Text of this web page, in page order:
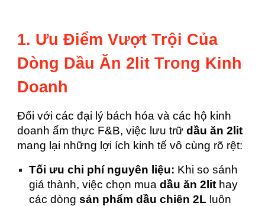
1. Ưu Điểm Vượt Trội Của
Dòng Dầu Ăn 2lit Trong Kinh
Doanh
Đối với các đại lý bách hóa và các hộ kinh
doanh ẩm thực F&B, việc lưu trữdầu ăn 2lit
mang lại những lợi ích kinh tế vô cùng rõ rệt:
Tối ưu chi phí nguyên liệu: Khi so sánh
giá thành, việc chọn muadầu ăn 2lit hay
các dòngsản phẩm dầu chiên 2L luôn